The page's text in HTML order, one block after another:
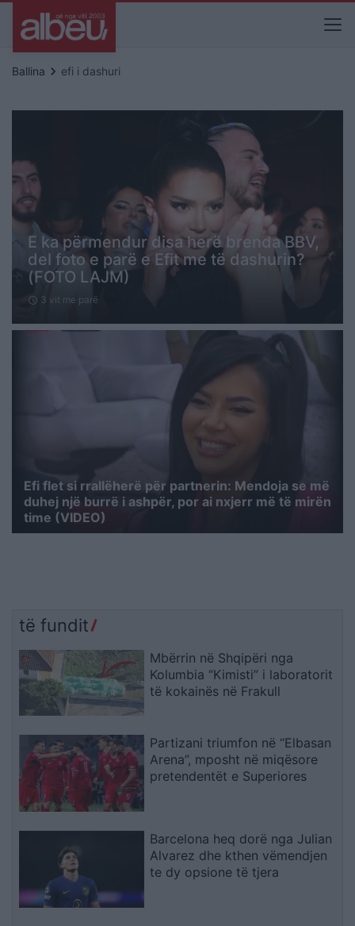
Ballina keyboard_arrow_right efi i dashuri
E ka përmendur disa herë brenda BBV,
del foto e parë e Efit me të dashurin?
(FOTO LAJM)
schedule 3 vit me parë
Efi flet si rrallëherë për partnerin: Mendoja se më
duhej një burrë i ashpër, por ai nxjerr më të mirën
time (VIDEO)
të fundit
Mbërrin në Shqipëri nga
Kolumbia “Kimisti” i laboratorit
të kokainës në Frakull
Partizani triumfon në “Elbasan
Arena”, mposht në miqësore
pretendentët e Superiores
Barcelona heq dorë nga Julian
Alvarez dhe kthen vëmendjen
te dy opsione të tjera